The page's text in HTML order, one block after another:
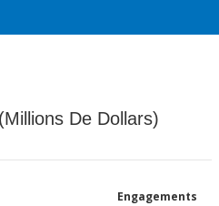
De Dollars)
Engagements